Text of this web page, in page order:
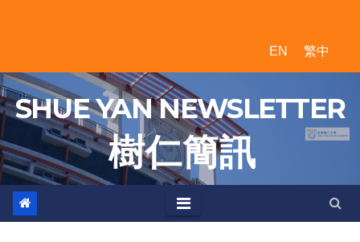
EN 繁中
SHUE YAN NEWSLETTER
樹 仁 簡 訊